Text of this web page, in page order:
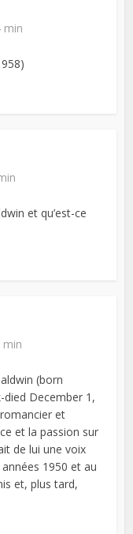
min
et qu’est-ce
min
(born
died December 1,
et
et la passion sur
de lui une voix
1950 et au
et, plus tard,